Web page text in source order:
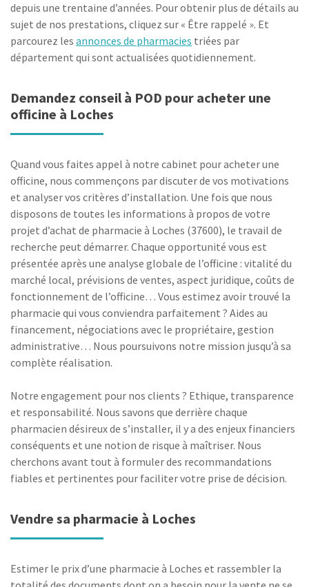
depuis une trentaine d’années. Pour obtenir plus de détails au
sujet de nos prestations, cliquez sur « Être rappelé ». Et
parcourez les annonces de pharmacies triées par
département qui sont actualisées quotidiennement.
Demandez conseil à POD pour acheter une
officine à Loches
Quand vous faites appel à notre cabinet pour acheter une
officine, nous commençons par discuter de vos motivations
et analyser vos critères d’installation. Une fois que nous
disposons de toutes les informations à propos de votre
projet d’achat de pharmacie à Loches (37600), le travail de
recherche peut démarrer. Chaque opportunité vous est
présentée après une analyse globale de l’officine : vitalité du
marché local, prévisions de ventes, aspect juridique, coûts de
fonctionnement de l’officine… Vous estimez avoir trouvé la
pharmacie qui vous conviendra parfaitement ? Aides au
financement, négociations avec le propriétaire, gestion
administrative… Nous poursuivons notre mission jusqu’à sa
complète réalisation.
Notre engagement pour nos clients ? Ethique, transparence
et responsabilité. Nous savons que derrière chaque
pharmacien désireux de s’installer, il y a des enjeux financiers
conséquents et une notion de risque à maîtriser. Nous
cherchons avant tout à formuler des recommandations
fiables et pertinentes pour faciliter votre prise de décision.
Vendre sa pharmacie à Loches
Estimer le prix d’une pharmacie à Loches et rassembler la